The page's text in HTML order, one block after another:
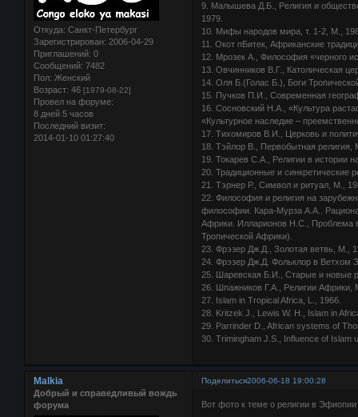
Откуда: Санкт-Петербург
Зарегистрирован: 2006-04-29
Приглашений: 0
Сообщений: 7482
Пол: Женский
Возраст: 46 [1979-08-22]
Провел на форуме:
8 дней 5 часов
Последний визит:
2014-01-10 01:27:40
9. Малышева Д.Б., Религия и
1979.
10. Мифы народов мира, т. 1-2, М.,
11. Окот пБитек, Африканские
12. Мрозек А., Философия «черного
13. Овчинников В.Г., Католическая
14. Оля Б.(Голас Б.), Боги
15. Пучков П.И., Современная
16. Сосновский Н.А., «Культура
«Культурное наследие –
17. Тихомиров В.И., Церковь и
18. Тэйлор В., Первобытная религия,
19. Токарев С.А., Религии в истории
20. Традиционные и синкретические
21. Тэрнер Р., Символ и ритуал, М.,
22. Философия и религия на
философии. Кара-Мурза А.А..
Африки. Илларионов Н.С., Проблема
Тропической Африки).
23. Фрэзер Дж.Д., Золотая ветвь, М.,
24. Фрэзер Дж.Д. Фольклор в Ветхом
25. Шаревская Б.И., Старые и новые
26. Шпажников Г.А., Религии Африки,
27. Islam in Tropical Africa, L., 1966.
28. Kritzek J., Lewis W. H., Islam in
29. Parrinder D., African systems of
30. Trimingham J.S., Influence of Islam
Поделиться2006-06-18 19:00:28
Malkia
Добрый и справедливый вождь
форума
Вот фото к теме о религии в Эфиопии